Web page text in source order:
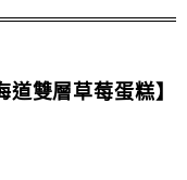
雙層草莓蛋糕】